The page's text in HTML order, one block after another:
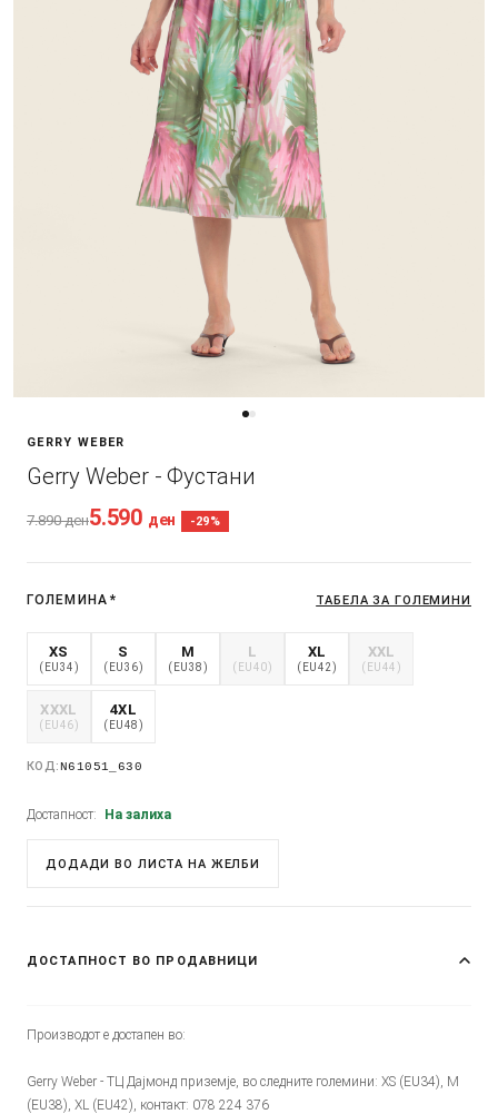
GERRY WEBER
Gerry Weber - Фустани
7.890ден5.590 ден -29%
ГОЛЕМИНА * ТАБЕЛА ЗА ГОЛЕМИНИ
XS
(EU34)
S
(EU36)
M
(EU38)
L
(EU40)
XL
(EU42)
XXL
(EU44)
XXXL
(EU46)
4XL
(EU48)
КОД:N61051_630
Достапност: На залиха
ДОДАДИ ВО ЛИСТА НА ЖЕЛБИ
ДОСТАПНОСТ ВО ПРОДАВНИЦИ
Производот е достапен во:
Gerry Weber - ТЦ Дајмонд приземје, во следните големини: XS (EU34), M
(EU38), XL (EU42), контакт: 078 224 376